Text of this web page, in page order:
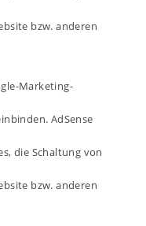
bzw. anderen
Marketing-
AdSense
die Schaltung von
bzw. anderen